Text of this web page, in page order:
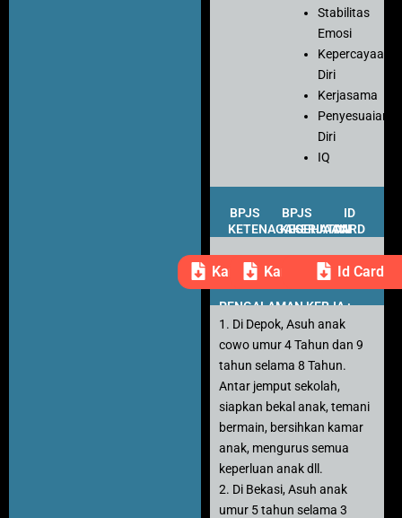
Stabilitas
Emosi
Kepercayaan
Diri
Kerjasama
Penyesuaian
Diri
IQ
BPJS
KETENAGAKERJAAN
BPJS
KESEHATAN
ID
CARD
Kartu PesertaKartu PesertaId Card
PENGALAMAN KERJA :
1. Di Depok, Asuh anak
cowo umur 4 Tahun dan 9
tahun selama 8 Tahun.
Antar jemput sekolah,
siapkan bekal anak, temani
bermain, bersihkan kamar
anak, mengurus semua
keperluan anak dll.
2. Di Bekasi, Asuh anak
umur 5 tahun selama 3